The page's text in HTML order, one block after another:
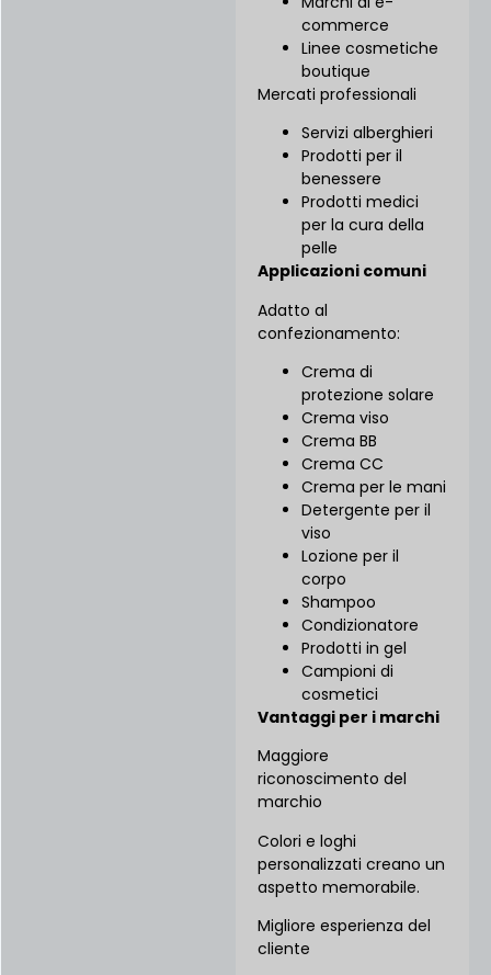
commerce
Linee cosmetiche
boutique
Mercati professionali
Servizi alberghieri
Prodotti per il
benessere
Prodotti medici
per la cura della
pelle
Applicazioni comuni
Adatto al
confezionamento:
Crema di
protezione solare
Crema viso
Crema BB
Crema CC
Crema per le mani
Detergente per il
viso
Lozione per il
corpo
Shampoo
Condizionatore
Prodotti in gel
Campioni di
cosmetici
Vantaggi per i marchi
Maggiore
riconoscimento del
marchio
Colori e loghi
personalizzati creano un
aspetto memorabile.
Migliore esperienza del
cliente